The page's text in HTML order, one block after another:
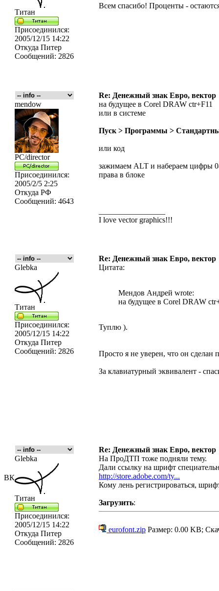
ВК
Титан
Присоединился:
2005/12/15 14:22
Откуда Питер
Сообщений: 2826
Всем спасибо! Проценты -
Re: Денежный знак Евро, вектор
mendow
PC/director
Присоединился:
2005/2/5 2:25
Откуда РФ
Сообщений: 4643
на будущее в Corel DRAW ctr+F11
или в системе
Пуск > Программы >
или код
зажимаем ALT и набераем цифры
права в блоке
I love vector graphics!!!
Re: Денежный знак Евро, вектор
Glebka
Титан
Присоединился:
2005/12/15 14:22
Откуда Питер
Сообщений: 2826
Цитата:
Мендов Андрей wrote:
на будущее в Corel DRAW
Туплю ).
Просто я не уверен, что он
За клавиатурный эквивалент -
Re: Денежный знак Евро, вектор
Glebka
Титан
Присоединился:
2005/12/15 14:22
Откуда Питер
Сообщений: 2826
На ПроДТП тоже подняли тему.
Дали ссылку на шрифт
http://store.adobe.com/ty...
Кому лень регистрироваться,
Загрузить:
eurofont.zip Размер: 0.00 KB;